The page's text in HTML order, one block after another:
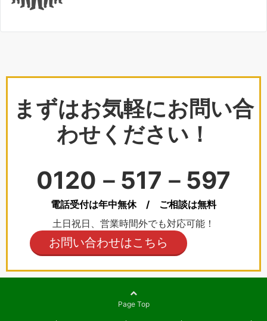
まずはお気軽にお問い合
わせください！
0120－517－597
電話受付は年中無休 / ご相談は無料
土日祝日、営業時間外でも対応可能！
お問い合わせはこちら
Page Top